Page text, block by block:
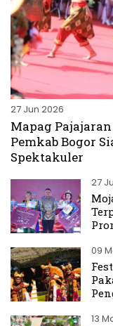
27 Jun 2026
Mapag
Pemkab Bogor
Spektakuler
27
09
13